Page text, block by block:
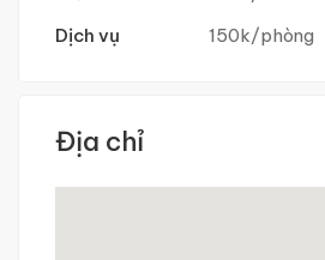
Dịch vụ
150k/phòng
Địa chỉ